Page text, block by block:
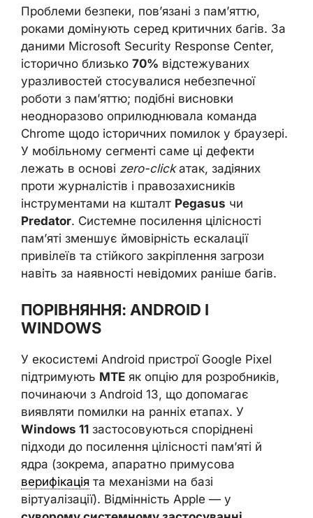
Проблеми безпеки, пов’язані з пам’яттю,
роками домінують серед критичних багів. За
даними Microsoft Security Response Center,
історично близько 70% відстежуваних
уразливостей стосувалися небезпечної
роботи з пам’яттю; подібні висновки
неодноразово оприлюднювала команда
Chrome щодо історичних помилок у браузері.
У мобільному сегменті саме ці дефекти
лежать в основі zero-clickатак, задіяних
проти журналістів і правозахисників
інструментами на кшталт Pegasus чи
Predator. Системне посилення цілісності
пам’яті зменшує ймовірність ескалації
привілеїв та стійкого закріплення загрози
навіть за наявності невідомих раніше багів.
ПОРІВНЯННЯ: ANDROID І
WINDOWS
У екосистемі Android пристрої Google Pixel
підтримують MTE як опцію для розробників,
починаючи з Android 13, що допомагає
виявляти помилки на ранніх етапах. У
Windows 11 застосовуються споріднені
підходи до посилення цілісності пам’яті й
ядра (зокрема, апаратно примусова
верифікація та механізми на базі
віртуалізації). Відмінність Apple — у